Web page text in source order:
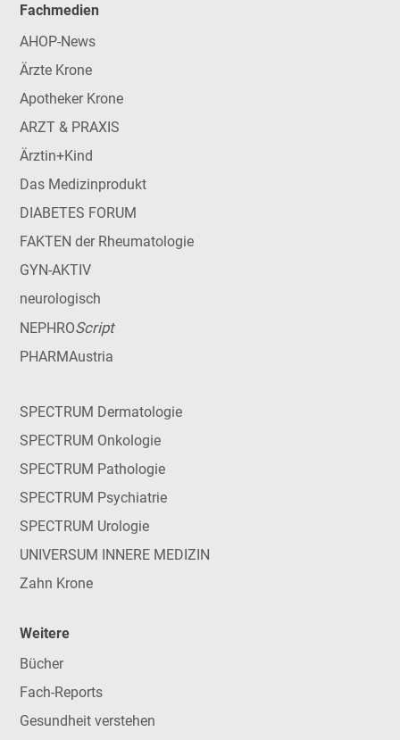
Fachmedien
AHOP-News
Ärzte Krone
Apotheker Krone
ARZT & PRAXIS
Ärztin+Kind
Das Medizinprodukt
DIABETES FORUM
FAKTEN der Rheumatologie
GYN-AKTIV
neurologisch
NEPHROScript
PHARMAustria
SPECTRUM Dermatologie
SPECTRUM Onkologie
SPECTRUM Pathologie
SPECTRUM Psychiatrie
SPECTRUM Urologie
UNIVERSUM INNERE MEDIZIN
Zahn Krone
Weitere
Bücher
Fach-Reports
Gesundheit verstehen